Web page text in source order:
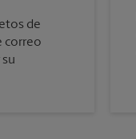
de
correo